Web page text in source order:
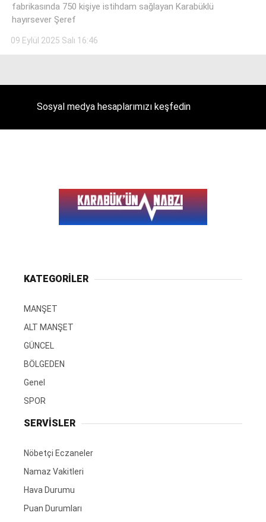
Youtube
fabrikasında 750 kişiye istihdam sağlayan Karabüklü
hayırsever Şeref
09 Eylül 2025 Salı 16:46
Sosyal medya hesaplarımızı keşfedin
KATEGORİLER
MANŞET
ALT MANŞET
GÜNCEL
BÖLGEDEN
Genel
SPOR
SERVİSLER
Nöbetçi Eczaneler
Namaz Vakitleri
Hava Durumu
Puan Durumları